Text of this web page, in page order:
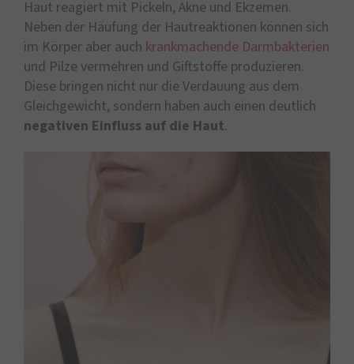
Haut reagiert mit Pickeln, Akne und Ekzemen.
Neben der Häufung der Hautreaktionen können sich
im Körper aber auch krankmachende Darmbakterien
und Pilze vermehren und Giftstoffe produzieren.
Diese bringen nicht nur die Verdauung aus dem
Gleichgewicht, sondern haben auch einen deutlich
negativen Einfluss auf die Haut.